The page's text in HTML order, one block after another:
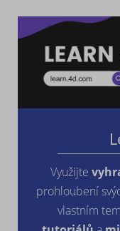
Využijte
prohloubení
vlastním